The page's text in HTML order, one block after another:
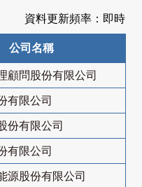
資料更新頻率：即時
公司名稱
顧問股份有限公司
有限公司
份有限公司
有限公司
源股份有限公司